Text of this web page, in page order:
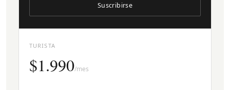
TURISTA
$1.990/mes
Suscribirse